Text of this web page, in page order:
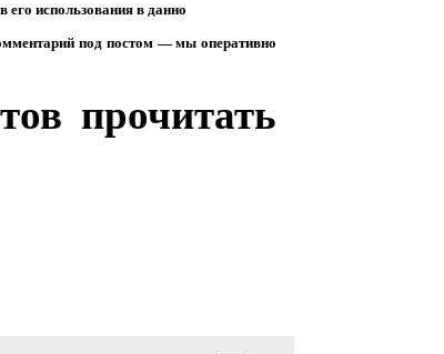
его использования в данно
подпостом— мы оперативно
прочитать